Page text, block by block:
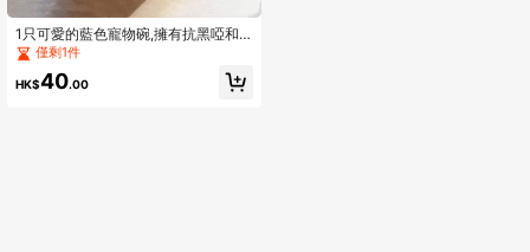
1只可愛的藍色寵物碗,擁有抗黑啞和
傾斜提升碗的特點,適用於狗和貓,並配
有防濺設計,材質為塑料
僅剩1件
HK$40.00